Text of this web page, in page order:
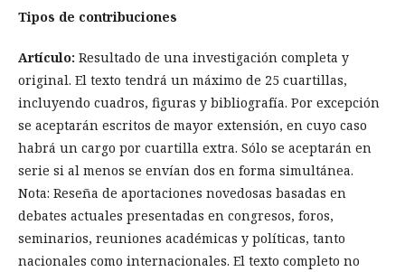
Tipos de contribuciones
Artículo: Resultado de una investigación completa y
original. El texto tendrá un máximo de 25 cuartillas,
incluyendo cuadros, figuras y bibliografía. Por excepción
se aceptarán escritos de mayor extensión, en cuyo caso
habrá un cargo por cuartilla extra. Sólo se aceptarán en
serie si al menos se envían dos en forma simultánea.
Nota: Reseña de aportaciones novedosas basadas en
debates actuales presentadas en congresos, foros,
seminarios, reuniones académicas y políticas, tanto
nacionales como internacionales. El texto completo no